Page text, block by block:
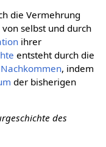
die Vermehrung
selbst und durch
ihrer
entsteht durch die
Nachkommen, indem
der bisherigen
des